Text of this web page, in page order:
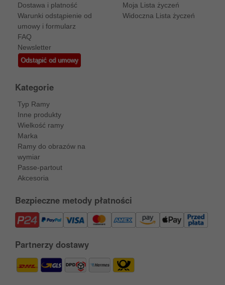
Dostawa i platność
Warunki odstąpienie od
umowy i formularz
FAQ
Newsletter
Odstąpić od umowy
Moja Lista życzeń
Widoczna Lista życzeń
Kategorie
Typ Ramy
Inne produkty
Wielkość ramy
Marka
Ramy do obrazów na
wymiar
Passe-partout
Akcesoria
Bezpieczne metody płatności
Partnerzy dostawy